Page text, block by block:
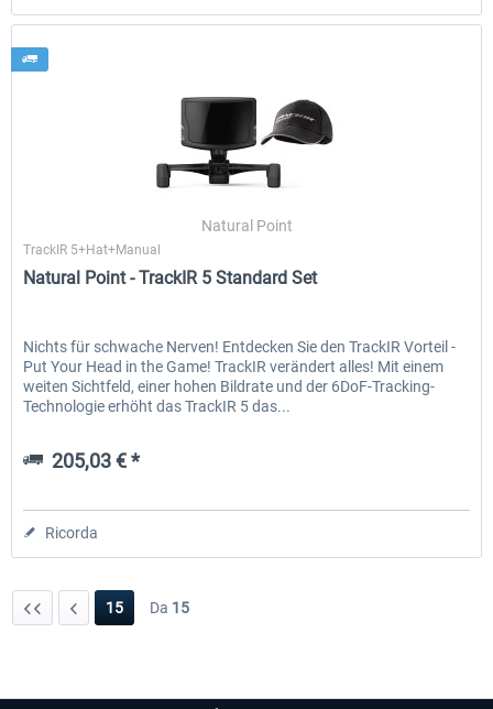
Natural Point
TrackIR 5+Hat+Manual
Natural Point - TrackIR 5 Standard Set
Nichts für schwache Nerven! Entdecken Sie den TrackIR Vorteil -
Put Your Head in the Game! TrackIR verändert alles! Mit einem
weiten Sichtfeld, einer hohen Bildrate und der 6DoF-Tracking-
Technologie erhöht das TrackIR 5 das...
205,03 € *
Ricorda
15 Da 15